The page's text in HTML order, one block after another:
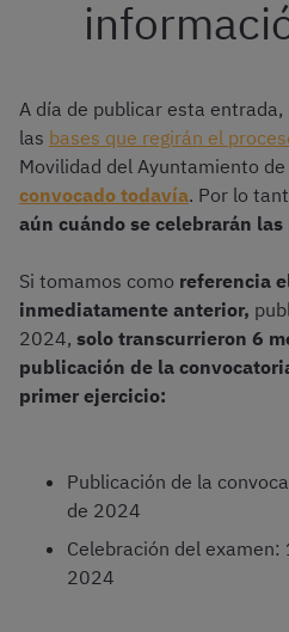
A día de publicar esta
las bases que regirán el
Movilidad del Ayuntamiento
convocado todavía. Por lo
aún cuándo se celebrarán
Si tomamos como referencia
inmediatamente anterior,
2024, solo transcurrieron 6
publicación de la
primer ejercicio:
Publicación de la
de 2024
Celebración del
2024